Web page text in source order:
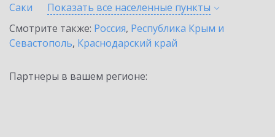
Саки
Показать все населенные пункты
Смотрите также: Россия, Республика Крым и
Севастополь, Краснодарский край
Партнеры в вашем регионе: